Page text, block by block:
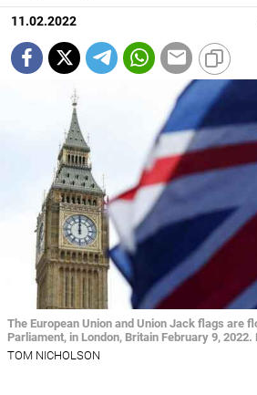
11.02.2022
The European Union and Union Jack flags are
Parliament, in London, Britain February 9, 2022.
TOM NICHOLSON